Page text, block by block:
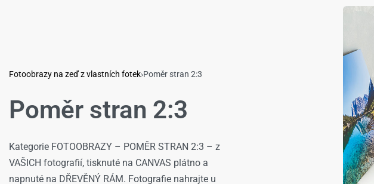
Fotoobrazy na zeď z vlastních fotek›Poměr stran 2:3
Poměr stran 2:3
Kategorie FOTOOBRAZY – POMĚR STRAN 2:3 – z
VAŠICH fotografií, tisknuté na CANVAS plátno a
napnuté na DŘEVĚNÝ RÁM. Fotografie nahrajte u